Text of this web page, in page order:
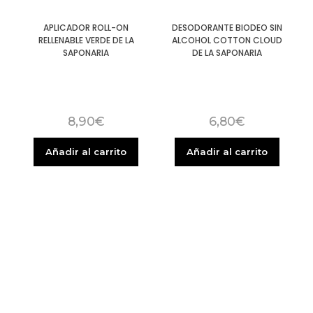
APLICADOR ROLL-ON
RELLENABLE VERDE DE LA
SAPONARIA
8,90€
Añadir al carrito
DESODORANTE BIODEO SIN
ALCOHOL COTTON CLOUD
DE LA SAPONARIA
6,80€
Añadir al carrito